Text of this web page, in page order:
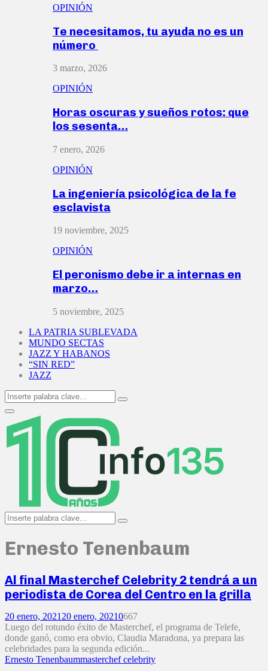
OPINIÓN
Te necesitamos, tu ayuda no es un
número
3 marzo, 2026
OPINIÓN
Horas oscuras y sueños rotos: que
los sesenta…
7 enero, 2026
OPINIÓN
La ingeniería psicológica de la fe
esclavista
19 noviembre, 2025
OPINIÓN
El peronismo debe ir a internas en
marzo…
5 noviembre, 2025
LA PATRIA SUBLEVADA
MUNDO SECTAS
JAZZ Y HABANOS
“SIN RED”
JAZZ
Search
for:
Search
Primary
Menu
Search
for:
Search
Ernesto Tenenbaum
Al final Masterchef Celebrity 2 tendrá a un
periodista de Corea del Centro en la grilla
20 enero, 2021 20 enero, 20210667
Luego del rotundo éxito de Masterchef, el programa de Telefe,
donde ganó, como era obvio, Claudia Maradona, ya prepara las
celebridades para la segunda edición...
Ernesto Tenenbaummasterchef celebrity